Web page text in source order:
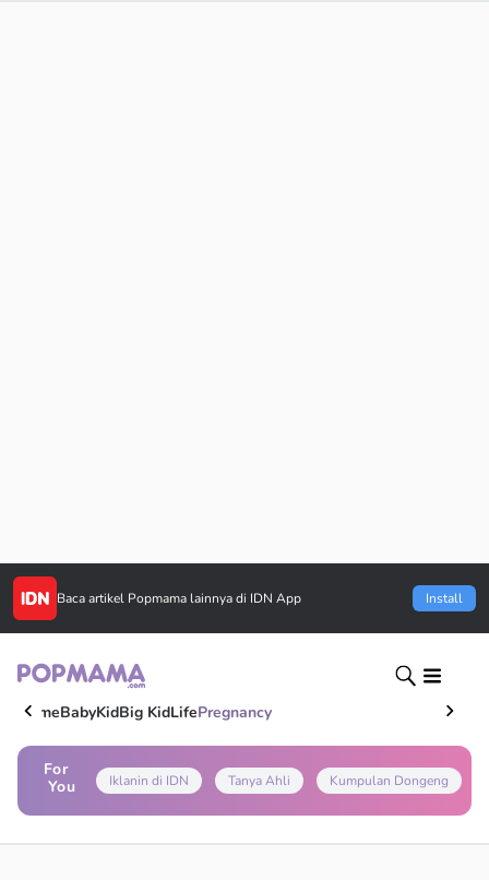
Baca artikel Popmama lainnya di IDN App Install
HomeBabyKidBig KidLifePregnancy
For
You
Iklanin di IDN Tanya Ahli Kumpulan Dongeng